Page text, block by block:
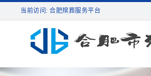
当前访问: 合肥殡葬服务平台